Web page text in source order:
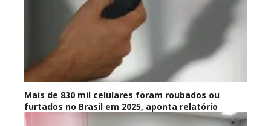
Mais de 830 mil celulares foram roubados ou
furtados no Brasil em 2025, aponta relatório